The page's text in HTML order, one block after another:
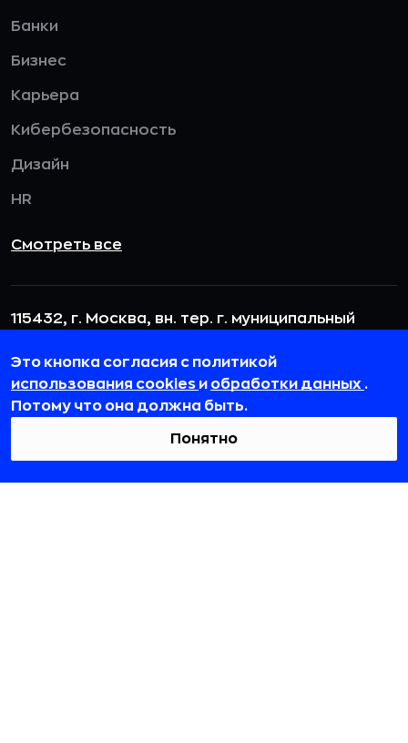
Банки
Бизнес
Карьера
Кибербезопасность
Дизайн
HR
Смотреть все
115432, г. Москва, вн. тер. г. муниципальный
Это кнопка согласия с политикой
использования cookies и обработки данных .
Потому что она должна быть.
Понятно